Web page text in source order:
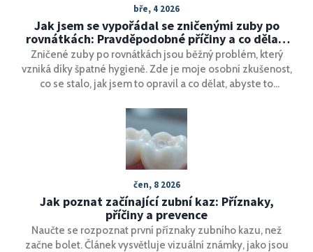
bře, 4 2026
Jak jsem se vypořádal se zničenými zuby po
rovnátkách: Pravděpodobné příčiny a co dělat,
když se to stane i vám
Zničené zuby po rovnátkách jsou běžný problém, který
vzniká díky špatné hygieně. Zde je moje osobní zkušenost,
co se stalo, jak jsem to opravil a co dělat, abyste to
čen, 8 2026
Jak poznat začínající zubní kaz: Příznaky,
příčiny a prevence
Naučte se rozpoznat první příznaky zubního kazu, než
začne bolet. Článek vysvětluje vizuální známky, jako jsou